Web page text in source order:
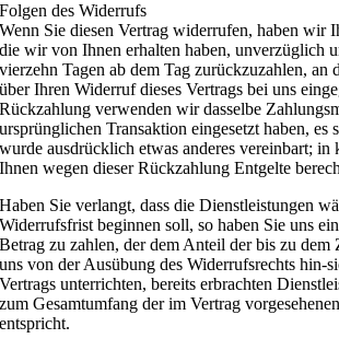
Folgen des Widerrufs
Wenn Sie diesen Vertrag widerrufen, haben wir
die wir von Ihnen erhalten haben, unverzüglich
vierzehn Tagen ab dem Tag zurückzuzahlen, an
über Ihren Widerruf dieses Vertrags bei uns
Rückzahlung verwenden wir dasselbe
ursprünglichen Transaktion eingesetzt haben, es
wurde ausdrücklich etwas anderes vereinbart; in
Ihnen wegen dieser Rückzahlung Entgelte
Haben Sie verlangt, dass die Dienstleistungen
Widerrufsfrist beginnen soll, so haben Sie uns
Betrag zu zahlen, der dem Anteil der bis zu dem
uns von der Ausübung des Widerrufsrechts hin-
Vertrags unterrichten, bereits erbrachten
zum Gesamtumfang der im Vertrag
entspricht.